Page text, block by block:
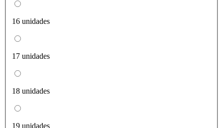
16 unidades
17 unidades
18 unidades
19 unidades